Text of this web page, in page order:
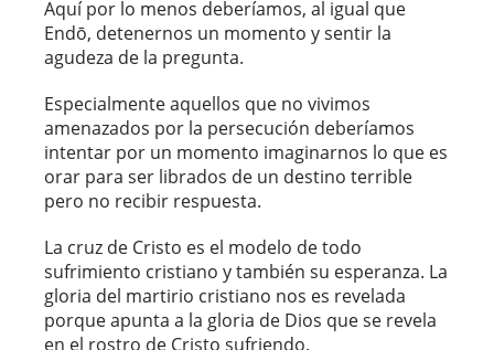
Aquí por lo menos deberíamos, al igual que
Endō, detenernos un momento y sentir la
agudeza de la pregunta.
Especialmente aquellos que no vivimos
amenazados por la persecución deberíamos
intentar por un momento imaginarnos lo que es
orar para ser librados de un destino terrible
pero no recibir respuesta.
La cruz de Cristo es el modelo de todo
sufrimiento cristiano y también su esperanza. La
gloria del martirio cristiano nos es revelada
porque apunta a la gloria de Dios que se revela
en el rostro de Cristo sufriendo.